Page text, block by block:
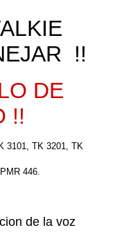
!!
DE
!!
3101, TK 3201, TK
446.
de la voz